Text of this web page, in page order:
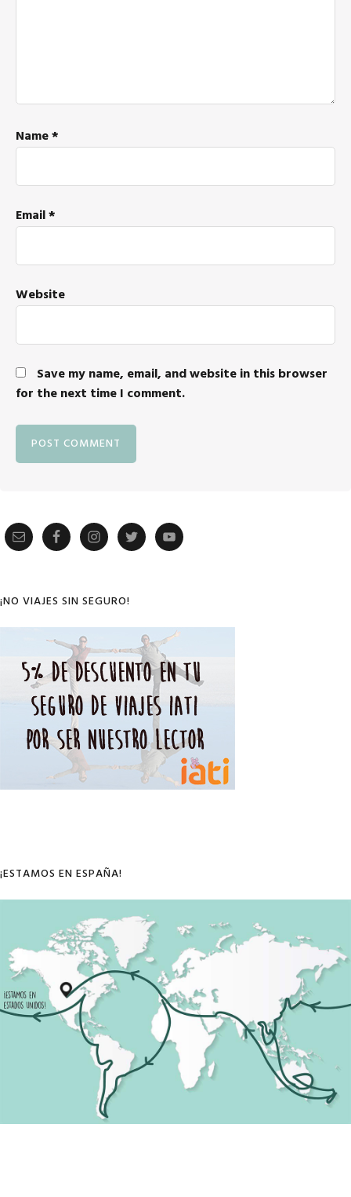
Name*
Email*
Website
Save my name, email, and website in this browser
for the next time I comment.
Primary
¡NO VIAJES SIN SEGURO!
¡ESTAMOS EN ESPAÑA!